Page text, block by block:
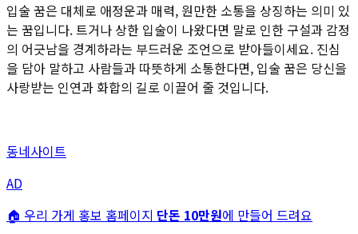
입술 꿈은 대체로 애정운과 매력, 원만한 소통을 상징하는 의미 있
는 꿈입니다. 트거나 상한 입술이 나왔다면 말로 인한 구설과 감정
의 어긋남을 경계하라는 부드러운 조언으로 받아들이세요. 진심
을 담아 말하고 사람들과 따뜻하게 소통한다면, 입술 꿈은 당신을
사랑받는 인연과 화합의 길로 이끌어 줄 것입니다.
동네사이트
AD
🏠 우리 가게 홍보 홈페이지 단돈 10만원에 만들어 드려요